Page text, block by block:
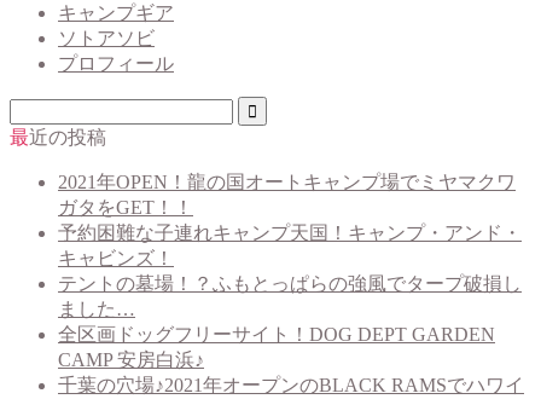
キャンプギア
ソトアソビ
プロフィール
最近の投稿
2021年OPEN！龍の国オートキャンプ場でミヤマクワ
ガタをGET！！
予約困難な子連れキャンプ天国！キャンプ・アンド・
キャビンズ！
テントの墓場！？ふもとっぱらの強風でタープ破損し
ました…
全区画ドッグフリーサイト！DOG DEPT GARDEN
CAMP 安房白浜♪
千葉の穴場♪2021年オープンのBLACK RAMSでハワイ